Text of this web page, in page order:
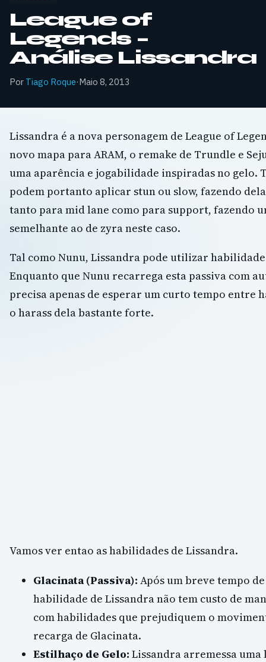
League of
Legends –
Análise Lissandra
Por Tiago Roque·Maio 8, 2013
Lissandra é a nova personagem de League of
novo mapa para ARAM, o remake de Trundle e
uma aparência e jogabilidade inspiradas no gelo.
podem portanto aplicar stun ou slow, fazendo
tanto para mid lane como para support, fazendo
semelhante ao de zyra neste caso.
Tal como Nunu, Lissandra pode utilizar
Enquanto que Nunu recarrega esta passiva com
precisa apenas de esperar um curto tempo entre
o harass dela bastante forte.
Vamos ver entao as habilidades de Lissandra.
Glacinata (Passiva): Após um breve tempo
habilidade de Lissandra não tem custo de
com habilidades que prejudiquem o
recarga de Glacinata.
Estilhaço de Gelo: Lissandra arremessa uma